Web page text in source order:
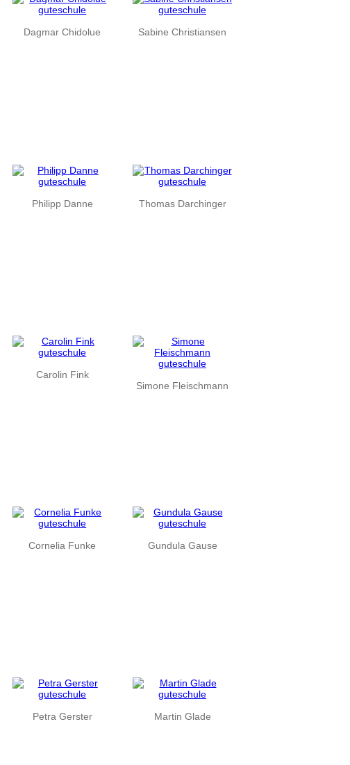
Dagmar Chidolue Sabine Christiansen
Philipp Danne Thomas Darchinger
Carolin Fink
Simone Fleischmann
Cornelia Funke Gundula Gause
Petra Gerster Martin Glade